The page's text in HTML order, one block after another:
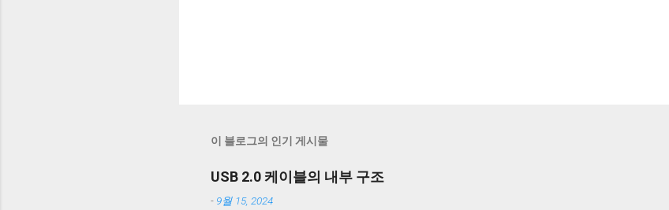
이 블로그의 인기 게시물
USB 2.0 케이블의 내부 구조
- 9월 15, 2024